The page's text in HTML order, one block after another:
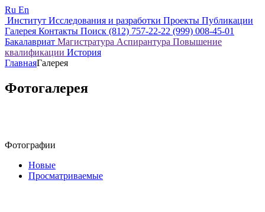
Ru En
Институт Исследования и разработки Проекты Публикации
Галерея Контакты Поиск (812) 757-22-22 (999) 008-45-01
Бакалавриат Магистратура Аспирантура Повышение
квалификации История
ГлавнаяГалерея
Фотогалерея
Фотографии
Новые
Просматриваемые